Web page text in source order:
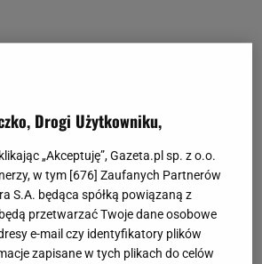
Drogi Użytkowniku,
„Akceptuję”, Gazeta.pl sp. z o.o.
w tym [676] Zaufanych Partnerów
S.A. będąca spółką powiązaną z
przetwarzać Twoje dane osobowe
e-mail czy identyfikatory plików
zapisane w tych plikach do celów